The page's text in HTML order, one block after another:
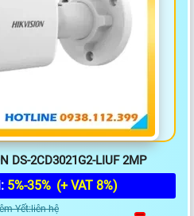
DS-2CD3021G2-LIUF 2MP
5%-35% (+ VAT 8%)
Yết:liên hệ